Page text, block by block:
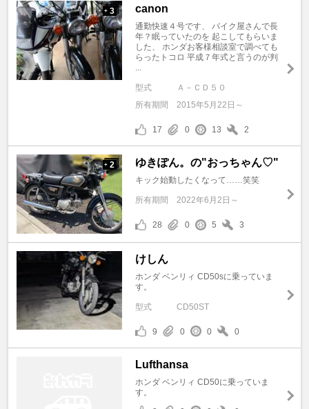
+ 3 canon
通勤快速４号です、 バイク屋さんで長
年？眠っていたのを 起こしてもらいま
した、 ホンダお客様相談室で調べても
らったトコロ 平成７年式と言うのが判
...
型式
Ａ－ＣＤ５０
所有期間
2015年5月22日～
17 0 13 2
+ 2 ゆきぽん。の"おっちゃん♡"
キック始動したくなって……笑笑
所有期間 2022年6月2日～
28 0 5 3
けしん
ホンダ ベンリィ CD50sに乗っていま
す。
型式 CD50ST
9 0 0 0
Lufthansa
ホンダ ベンリィ CD50に乗っていま
す。